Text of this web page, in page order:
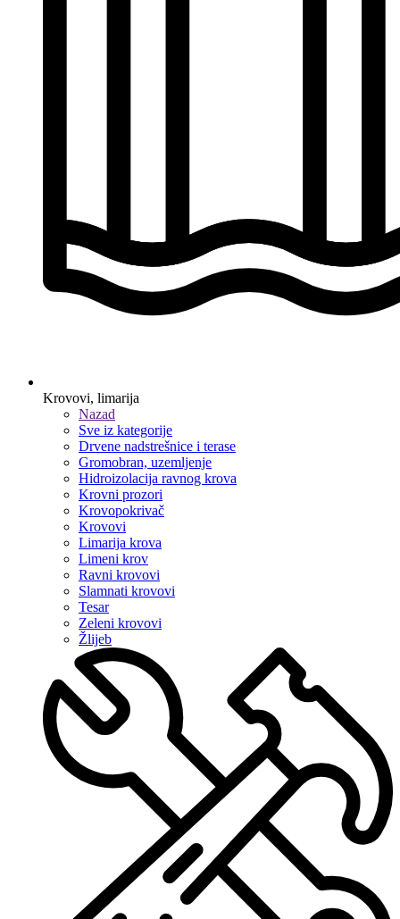
Krovovi, limarija
Nazad
Sve iz kategorije
Drvene nadstrešnice i terase
Gromobran, uzemljenje
Hidroizolacija ravnog krova
Krovni prozori
Krovopokrivač
Krovovi
Limarija krova
Limeni krov
Ravni krovovi
Slamnati krovovi
Tesar
Zeleni krovovi
Žlijeb